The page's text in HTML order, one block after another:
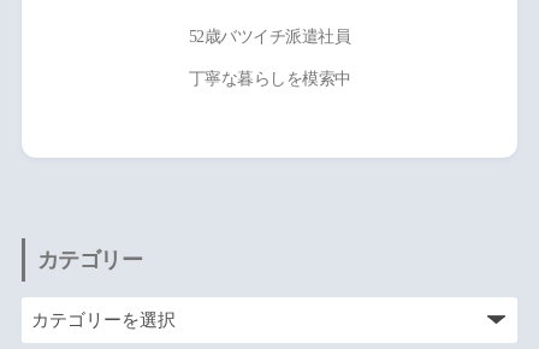
52歳バツイチ派遣社員
丁寧な暮らしを模索中
カテゴリー